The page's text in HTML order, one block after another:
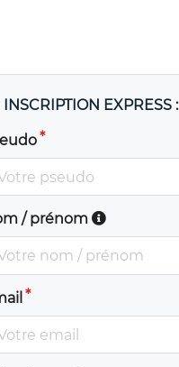
INSCRIPTION EXPRESS :
/ prénom